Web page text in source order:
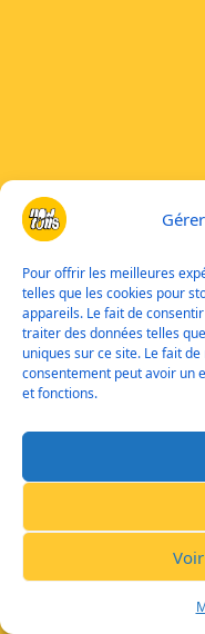
Pour offrir les meilleures
telles que les cookies pour
appareils. Le fait de
traiter des données telles
uniques sur ce site. Le fait
consentement peut avoir un
et fonctions.